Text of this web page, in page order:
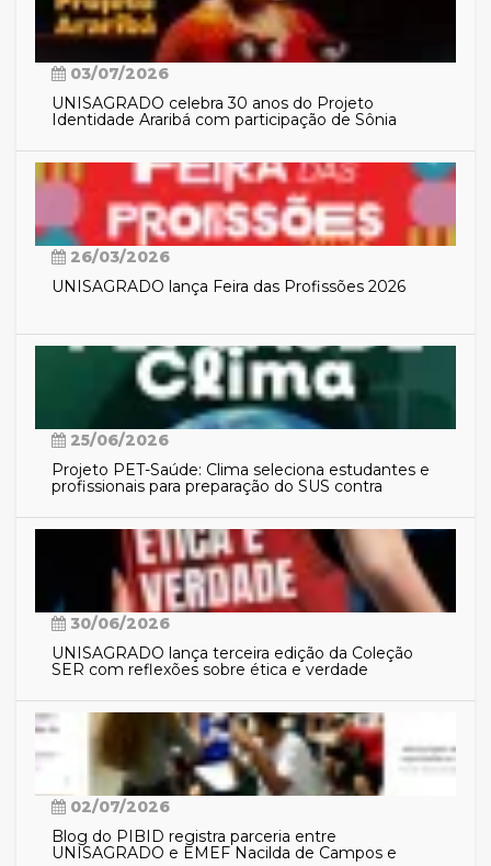
03/07/2026
UNISAGRADO celebra 30 anos do Projeto
Identidade Araribá com participação de Sônia
26/03/2026
UNISAGRADO lança Feira das Profissões 2026
25/06/2026
Projeto PET-Saúde: Clima seleciona estudantes e
profissionais para preparação do SUS contra
30/06/2026
UNISAGRADO lança terceira edição da Coleção
SER com reflexões sobre ética e verdade
02/07/2026
Blog do PIBID registra parceria entre
UNISAGRADO e EMEF Nacilda de Campos e